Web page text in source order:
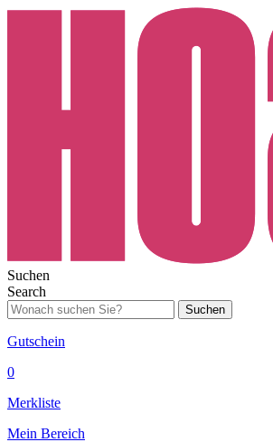
Suchen
Search
Suchen
Gutschein
0
Merkliste
Mein Bereich